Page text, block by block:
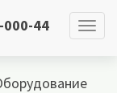
000-44